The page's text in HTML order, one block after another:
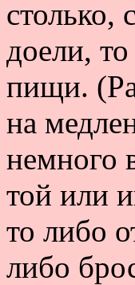
столько,
доели,
пищи.
на
немного
той или
то либо
либо